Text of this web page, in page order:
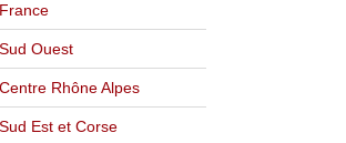
Ouest
Rhône Alpes
Est et Corse